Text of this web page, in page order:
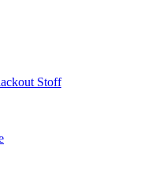
Stoff